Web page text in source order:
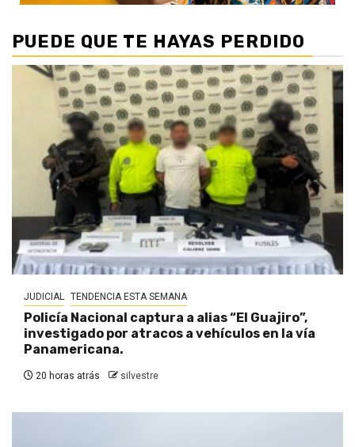
PUEDE QUE TE HAYAS PERDIDO
JUDICIAL TENDENCIA ESTA SEMANA
Policía Nacional captura a alias “El Guajiro”,
investigado por atracos a vehículos en la vía
Panamericana.
20 horas atrás silvestre